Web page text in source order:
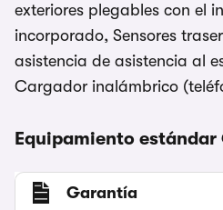
exteriores plegables con el
incorporado, Sensores
asistencia de asistencia al
Cargador inalámbrico
Equipamiento estándar
Garantía